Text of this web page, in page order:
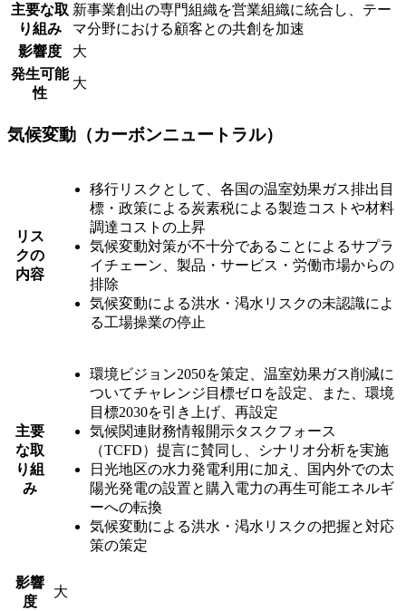
主要な取
り組み
新事業創出の専門組織を営業組織に統合し、テー
マ分野における顧客との共創を加速
影響度
大
発生可能
性
大
気候変動（カーボンニュートラル）
リス
クの
内容
移行リスクとして、各国の温室効果ガス排出目
標・政策による炭素税による製造コストや材料
調達コストの上昇
気候変動対策が不十分であることによるサプラ
イチェーン、製品・サービス・労働市場からの
排除
気候変動による洪水・渇水リスクの未認識によ
る工場操業の停止
主要
な取
り組
み
環境ビジョン2050を策定、温室効果ガス削減に
ついてチャレンジ目標ゼロを設定、また、環境
目標2030を引き上げ、再設定
気候関連財務情報開示タスクフォース
（TCFD）提言に賛同し、シナリオ分析を実施
日光地区の水力発電利用に加え、国内外での太
陽光発電の設置と購入電力の再生可能エネルギ
ーへの転換
気候変動による洪水・渇水リスクの把握と対応
策の策定
影響
度
大